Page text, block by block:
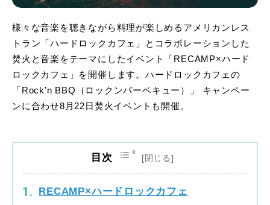
様々な音楽を聴きながら料理が楽しめるアメリカンレス
トラン「ハードロックカフェ」とコラボレーションした
焚火と音楽をテーマにしたイベント「RECAMP×ハード
ロックカフェ」を開催します。ハードロックカフェの
「Rock’n BBQ（ロックンバーベキュー）」 キャンペー
ンに合わせ8月22日焚火イベントも開催。
目次
RECAMP×ハードロックカフェ